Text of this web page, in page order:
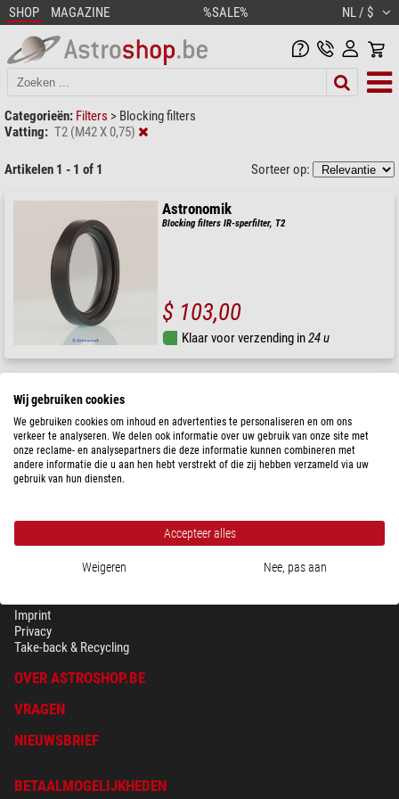
SHOP MAGAZINE %SALE% NL / $
Categorieën: Filters > Blocking filters
Vatting: T2 (M42 X 0,75)
Artikelen 1 - 1 of 1 Sorteer op:
Astronomik
Blocking filters IR-sperfilter, T2
$ 103,00
Klaar voor verzending in24 u
Imprint
Privacy
Take-back & Recycling
OVER ASTROSHOP.BE
VRAGEN
NIEUWSBRIEF
BETAALMOGELIJKHEDEN
Wij gebruiken cookies
We gebruiken cookies om inhoud en advertenties te personaliseren en om ons
verkeer te analyseren. We delen ook informatie over uw gebruik van onze site met
onze reclame- en analysepartners die deze informatie kunnen combineren met
andere informatie die u aan hen hebt verstrekt of die zij hebben verzameld via uw
gebruik van hun diensten.
Accepteer alles
Weigeren Nee, pas aan